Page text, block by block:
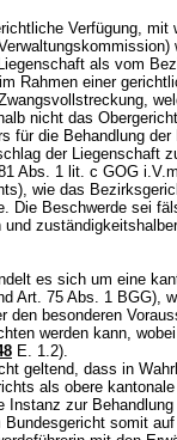
Verfügung,
als vom
Rahmen einer
nicht das
für die Behandlung
der Liegenschaft
Abs. 1 lit. c GOG
wie das
Die Beschwerde sei
und
es sich um eine
Art. 75 Abs. 1 BGG),
den besonderen
werden kann,
E. 1.2).
geltend, dass in
als obere
Instanz zur
somit auf